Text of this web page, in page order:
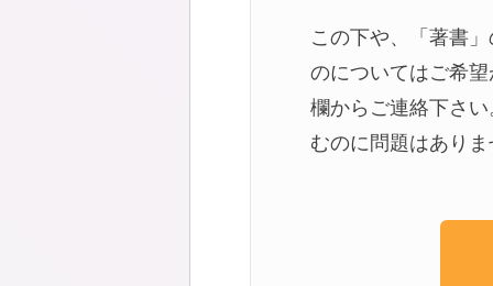
この下や、「著書
のについてはご希
欄からご連絡下さ
むのに問題はあり